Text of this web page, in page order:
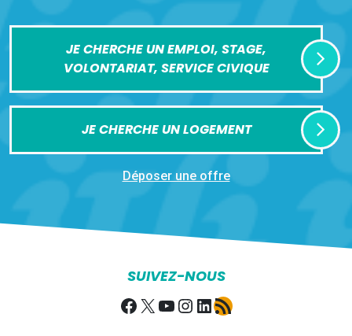
JE CHERCHE UN EMPLOI, STAGE,
VOLONTARIAT, SERVICE CIVIQUE
JE CHERCHE UN LOGEMENT
Déposer une offre
SUIVEZ-NOUS
Facebook
X YouTube
Instagram
LinkedIn
Flux RSS